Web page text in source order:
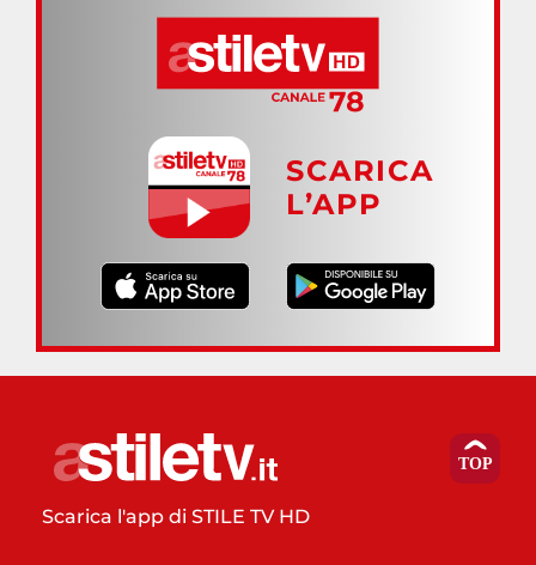
SCARICA
L’APP
Scarica l'app di STILE TV HD